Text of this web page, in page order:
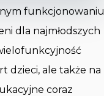
funkcjonowaniu
dla najmłodszych
dzieci, ale także na
coraz